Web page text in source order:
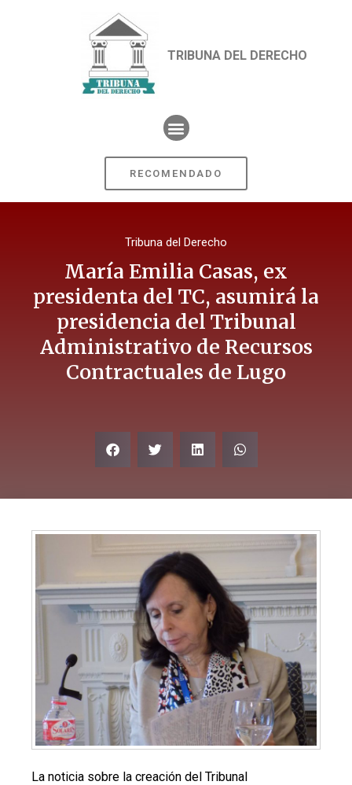
TRIBUNA DEL DERECHO
RECOMENDADO
Tribuna del Derecho
María Emilia Casas, ex
presidenta del TC, asumirá la
presidencia del Tribunal
Administrativo de Recursos
Contractuales de Lugo
La noticia sobre la creación del Tribunal